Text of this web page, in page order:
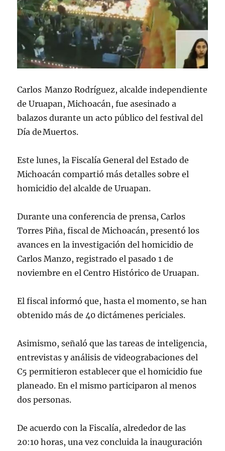
Carlos Manzo Rodríguez, alcalde independiente
de Uruapan, Michoacán, fue asesinado a
balazos durante un acto público del festival del
Día de Muertos.
Este lunes, la Fiscalía General del Estado de
Michoacán compartió más detalles sobre el
homicidio del alcalde de Uruapan.
Durante una conferencia de prensa, Carlos
Torres Piña, fiscal de Michoacán, presentó los
avances en la investigación del homicidio de
Carlos Manzo, registrado el pasado 1 de
noviembre en el Centro Histórico de Uruapan.
El fiscal informó que, hasta el momento, se han
obtenido más de 40 dictámenes periciales.
Asimismo, señaló que las tareas de inteligencia,
entrevistas y análisis de videograbaciones del
C5 permitieron establecer que el homicidio fue
planeado. En el mismo participaron al menos
dos personas.
De acuerdo con la Fiscalía, alrededor de las
20:10 horas, una vez concluida la inauguración